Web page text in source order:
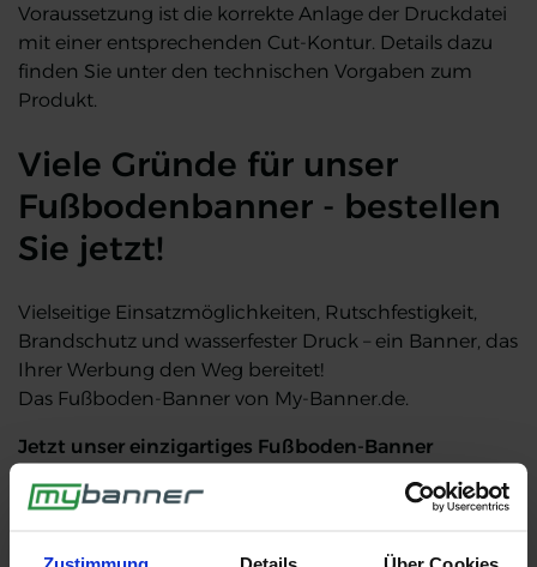
Zustimmung Details Über Cookies
Voraussetzung ist die korrekte Anlage der Druckdatei
mit einer entsprechenden Cut-Kontur. Details dazu
finden Sie unter den technischen Vorgaben zum
Produkt.
Viele Gründe für unser
Fußbodenbanner - bestellen
Sie jetzt!
Vielseitige Einsatzmöglichkeiten, Rutschfestigkeit,
Brandschutz und wasserfester Druck – ein Banner, das
Ihrer Werbung den Weg bereitet!
Das Fußboden-Banner von My-Banner.de.
Jetzt unser einzigartiges Fußboden-Banner